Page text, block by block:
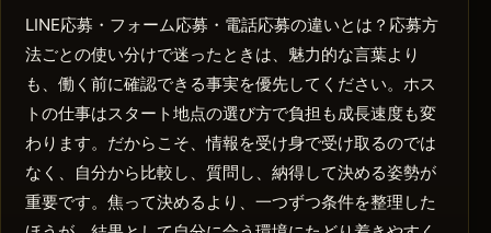
LINE応募・フォーム応募・電話応募の違いとは？応募方
法ごとの使い分けで迷ったときは、魅力的な言葉より
も、働く前に確認できる事実を優先してください。ホス
トの仕事はスタート地点の選び方で負担も成長速度も変
わります。だからこそ、情報を受け身で受け取るのでは
なく、自分から比較し、質問し、納得して決める姿勢が
重要です。焦って決めるより、一つずつ条件を整理した